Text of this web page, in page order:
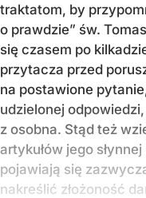
traktatom, by
o prawdzie” św.
się czasem po
przytacza przed
na postawione
udzielonej
z osobna. Stąd też
artykułów jego
pojawiają się
nakreślić złożoność